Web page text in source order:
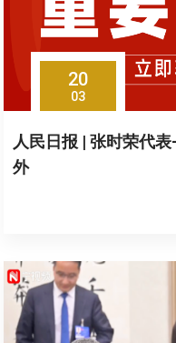
20
03
人民日报 | 张时荣代
外